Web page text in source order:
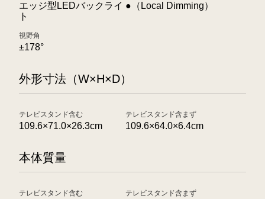
エッジ型LEDバックライ
ト
●（Local Dimming）
視野角
±178°
外形寸法（W×H×D）
テレビスタンド含む
109.6×71.0×26.3cm
テレビスタンド含まず
109.6×64.0×6.4cm
本体質量
テレビスタンド含む テレビスタンド含まず